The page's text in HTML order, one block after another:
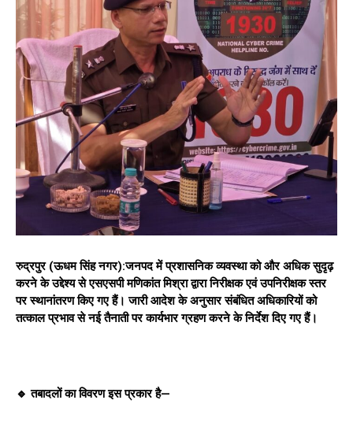
रुद्रपुर (ऊधम सिंह नगर):जनपद में प्रशासनिक व्यवस्था को और अधिक सुदृढ़
करने के उद्देश्य से एसएसपी मणिकांत मिश्रा द्वारा निरीक्षक एवं उपनिरीक्षक स्तर
पर स्थानांतरण किए गए हैं। जारी आदेश के अनुसार संबंधित अधिकारियों को
तत्काल प्रभाव से नई तैनाती पर कार्यभार ग्रहण करने के निर्देश दिए गए हैं।
🔹 तबादलों का विवरण इस प्रकार है—